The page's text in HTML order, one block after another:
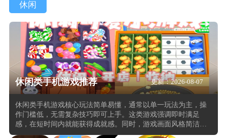
休闲
休闲类手机游戏推荐 更新：2026-08-07
休闲类手机游戏核心玩法简单易懂，通常以单一玩法为主，操
作门槛低，无需复杂技巧即可上手。这类游戏强调即时满足
感，在短时间内就能获得成就感。同时，游戏画面风格简洁，
色彩鲜明，视觉效果富有吸引力，能够快速吸引玩家的注意